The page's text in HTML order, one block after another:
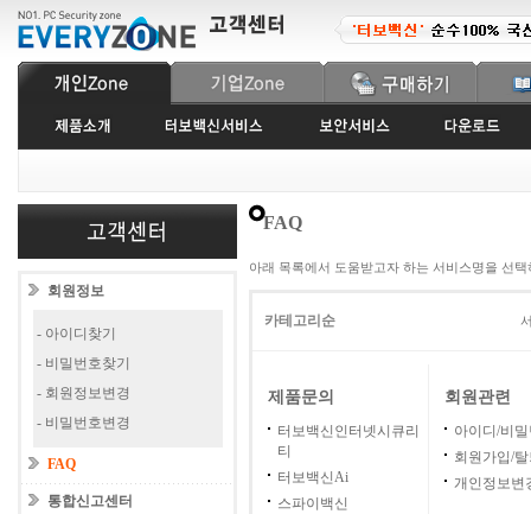
회원정보
- 아이디찾기
- 비밀번호찾기
- 회원정보변경
- 비밀번호변경
FAQ
통합신고센터
FAQ
아래 목록에서 도움받고자 하는 서비스명을 선택
카테고리순
제품문의
터보백신인터넷시큐리
티
터보백신Ai
스파이백신
회원관련
아이디/비
회원가입/
개인정보변